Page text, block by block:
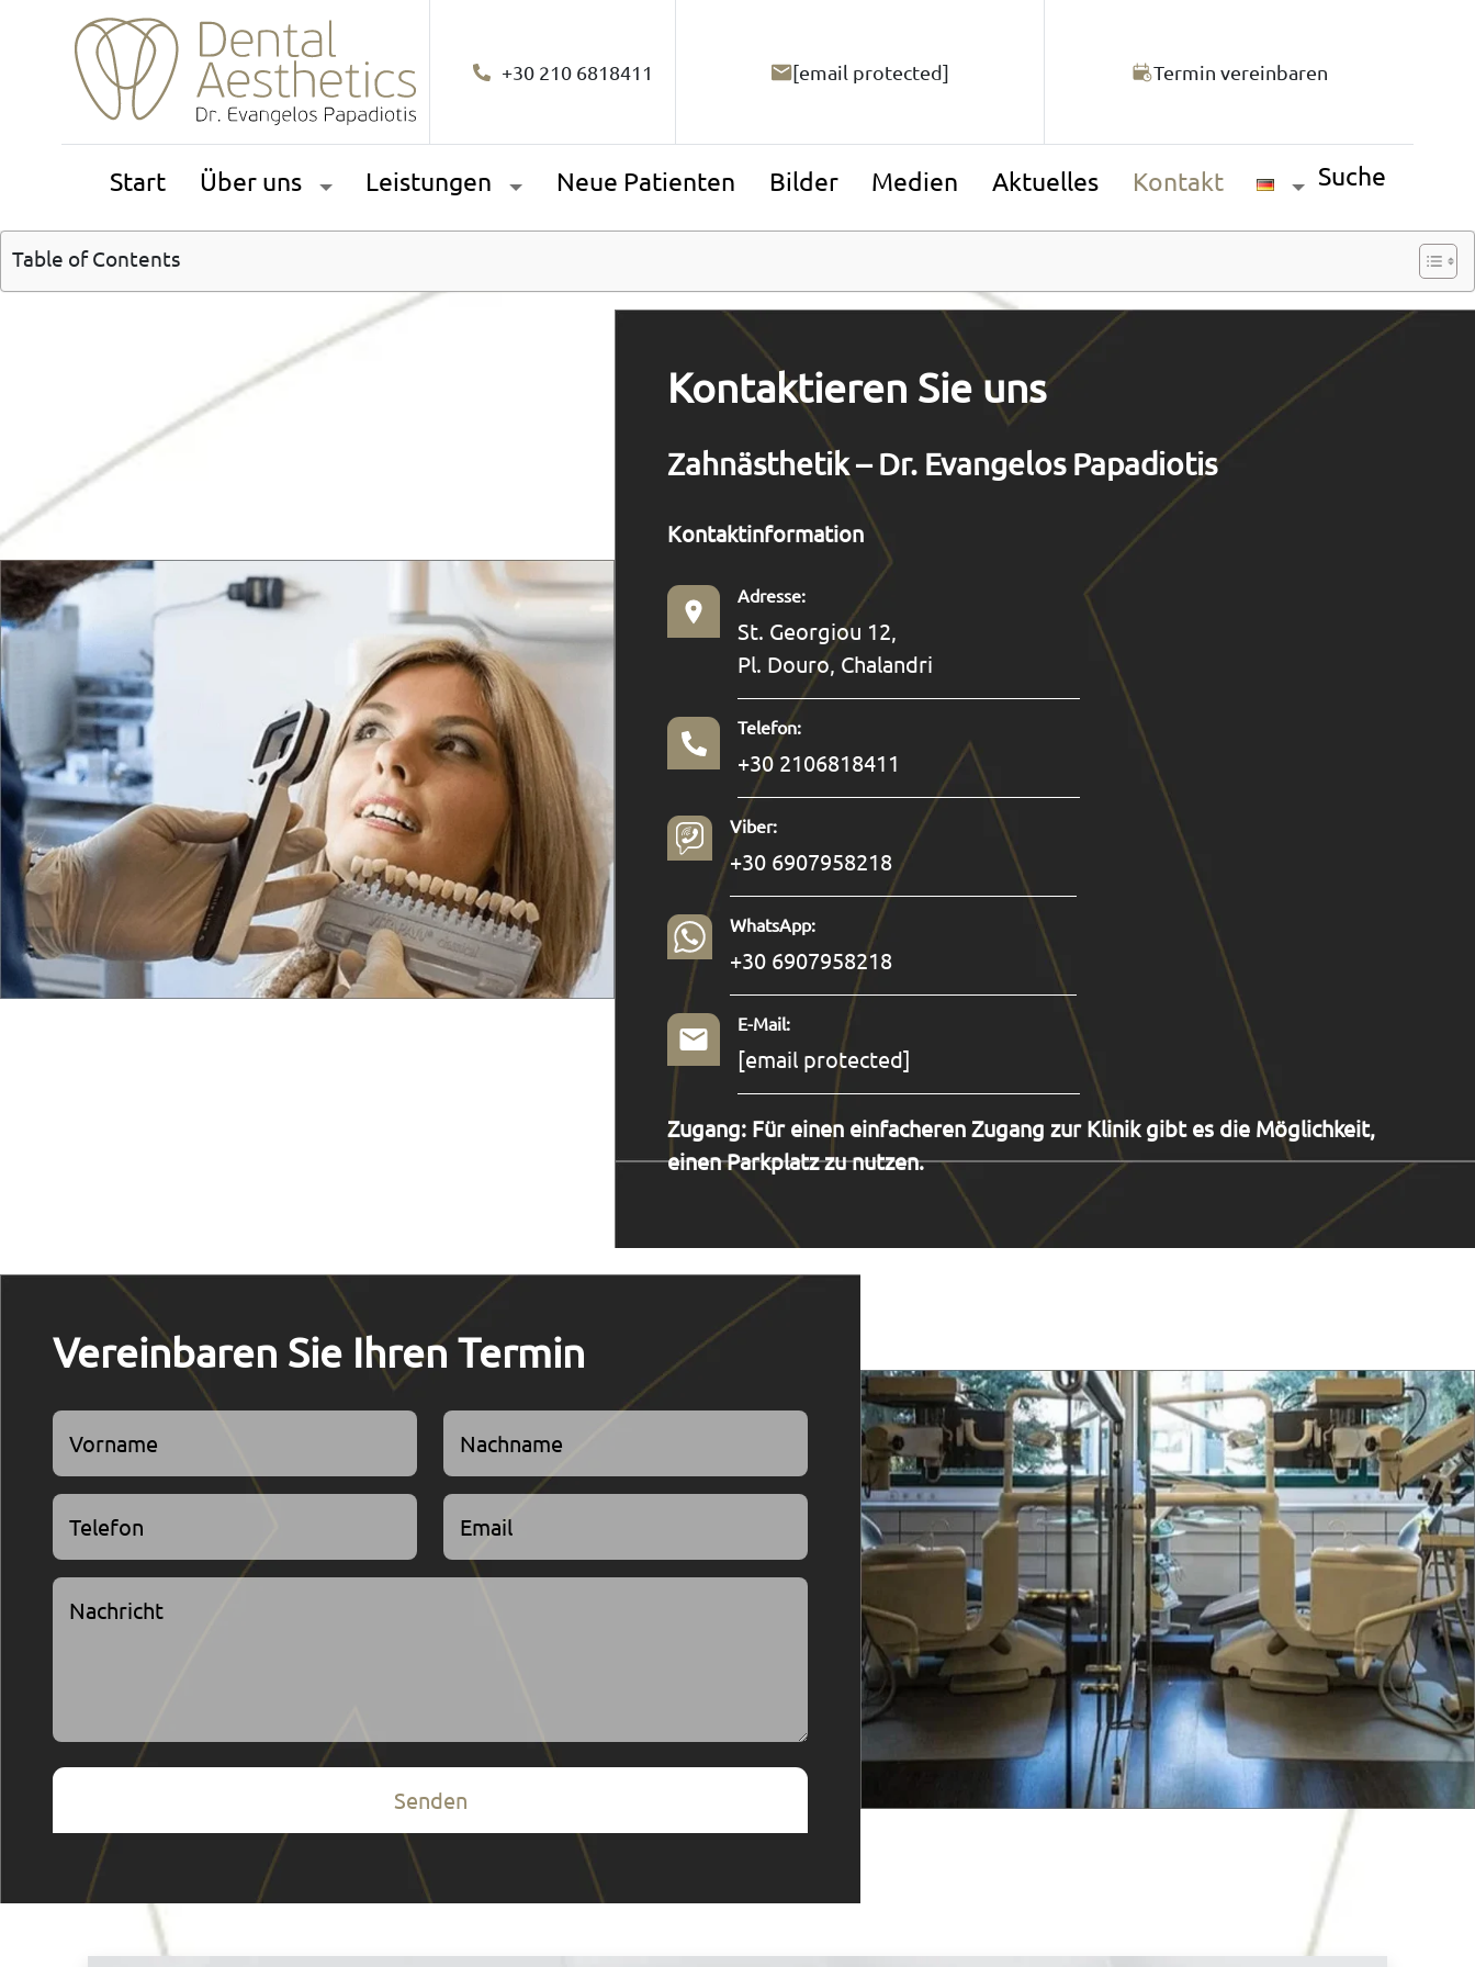
+30 210 6818411 [email protected] Termin vereinbaren
Start Über uns Leistungen Neue Patienten Bilder Medien Aktuelles Kontakt Suche
Table of Contents
Kontaktieren Sie uns
Zahnästhetik – Dr. Evangelos Papadiotis
Kontaktinformation
Adresse:
St. Georgiou 12,
Pl. Douro, Chalandri
Telefon:
+30 2106818411
Viber:
+30 6907958218
WhatsApp:
+30 6907958218
E-Mail:
[email protected]
Zugang: Für einen einfacheren Zugang zur Klinik gibt es die Möglichkeit,
einen Parkplatz zu nutzen.
Vereinbaren Sie Ihren Termin